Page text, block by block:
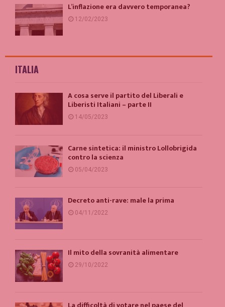
L’inflazione era davvero temporanea?
12/02/2023
ITALIA
A cosa serve il partito del Liberali e
Liberisti Italiani – parte II
14/05/2023
Carne sintetica: il ministro Lollobrigida
contro la scienza
05/04/2023
Decreto anti-rave: male la prima
04/11/2022
Il mito della sovranità alimentare
29/10/2022